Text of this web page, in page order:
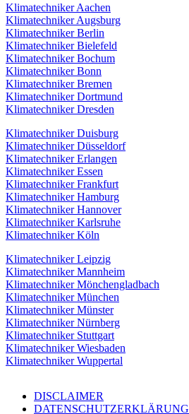
Klimatechniker Aachen
Klimatechniker Augsburg
Klimatechniker Berlin
Klimatechniker Bielefeld
Klimatechniker Bochum
Klimatechniker Bonn
Klimatechniker Bremen
Klimatechniker Dortmund
Klimatechniker Dresden
Klimatechniker Duisburg
Klimatechniker Düsseldorf
Klimatechniker Erlangen
Klimatechniker Essen
Klimatechniker Frankfurt
Klimatechniker Hamburg
Klimatechniker Hannover
Klimatechniker Karlsruhe
Klimatechniker Köln
Klimatechniker Leipzig
Klimatechniker Mannheim
Klimatechniker Mönchengladbach
Klimatechniker München
Klimatechniker Münster
Klimatechniker Nürnberg
Klimatechniker Stuttgart
Klimatechniker Wiesbaden
Klimatechniker Wuppertal
DISCLAIMER
DATENSCHUTZERKLÄRUNG